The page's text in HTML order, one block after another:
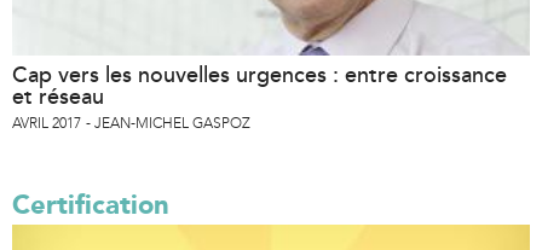
Cap vers les nouvelles urgences : entre croissance
et réseau
AVRIL 2017 JEAN-MICHEL GASPOZ
Certification